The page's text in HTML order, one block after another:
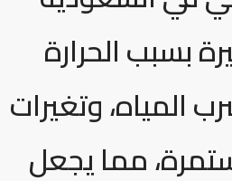
بسبب الحرارة
المياه، وتغيرات
مما يجعل